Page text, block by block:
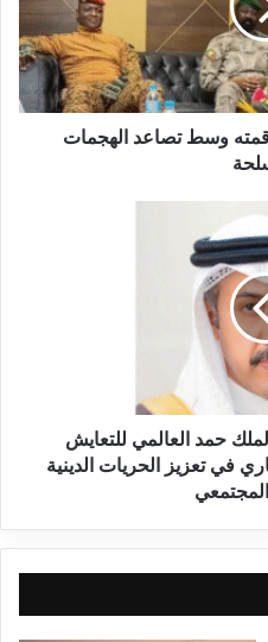
وسط تصاعد الهجمات
حمد العالمي للتعايش
في تعزيز الحريات الدينية